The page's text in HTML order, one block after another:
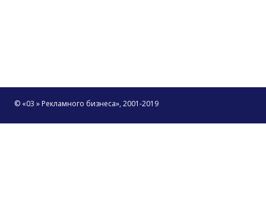
© «03 » Рекламного бизнеса», 2001-2019